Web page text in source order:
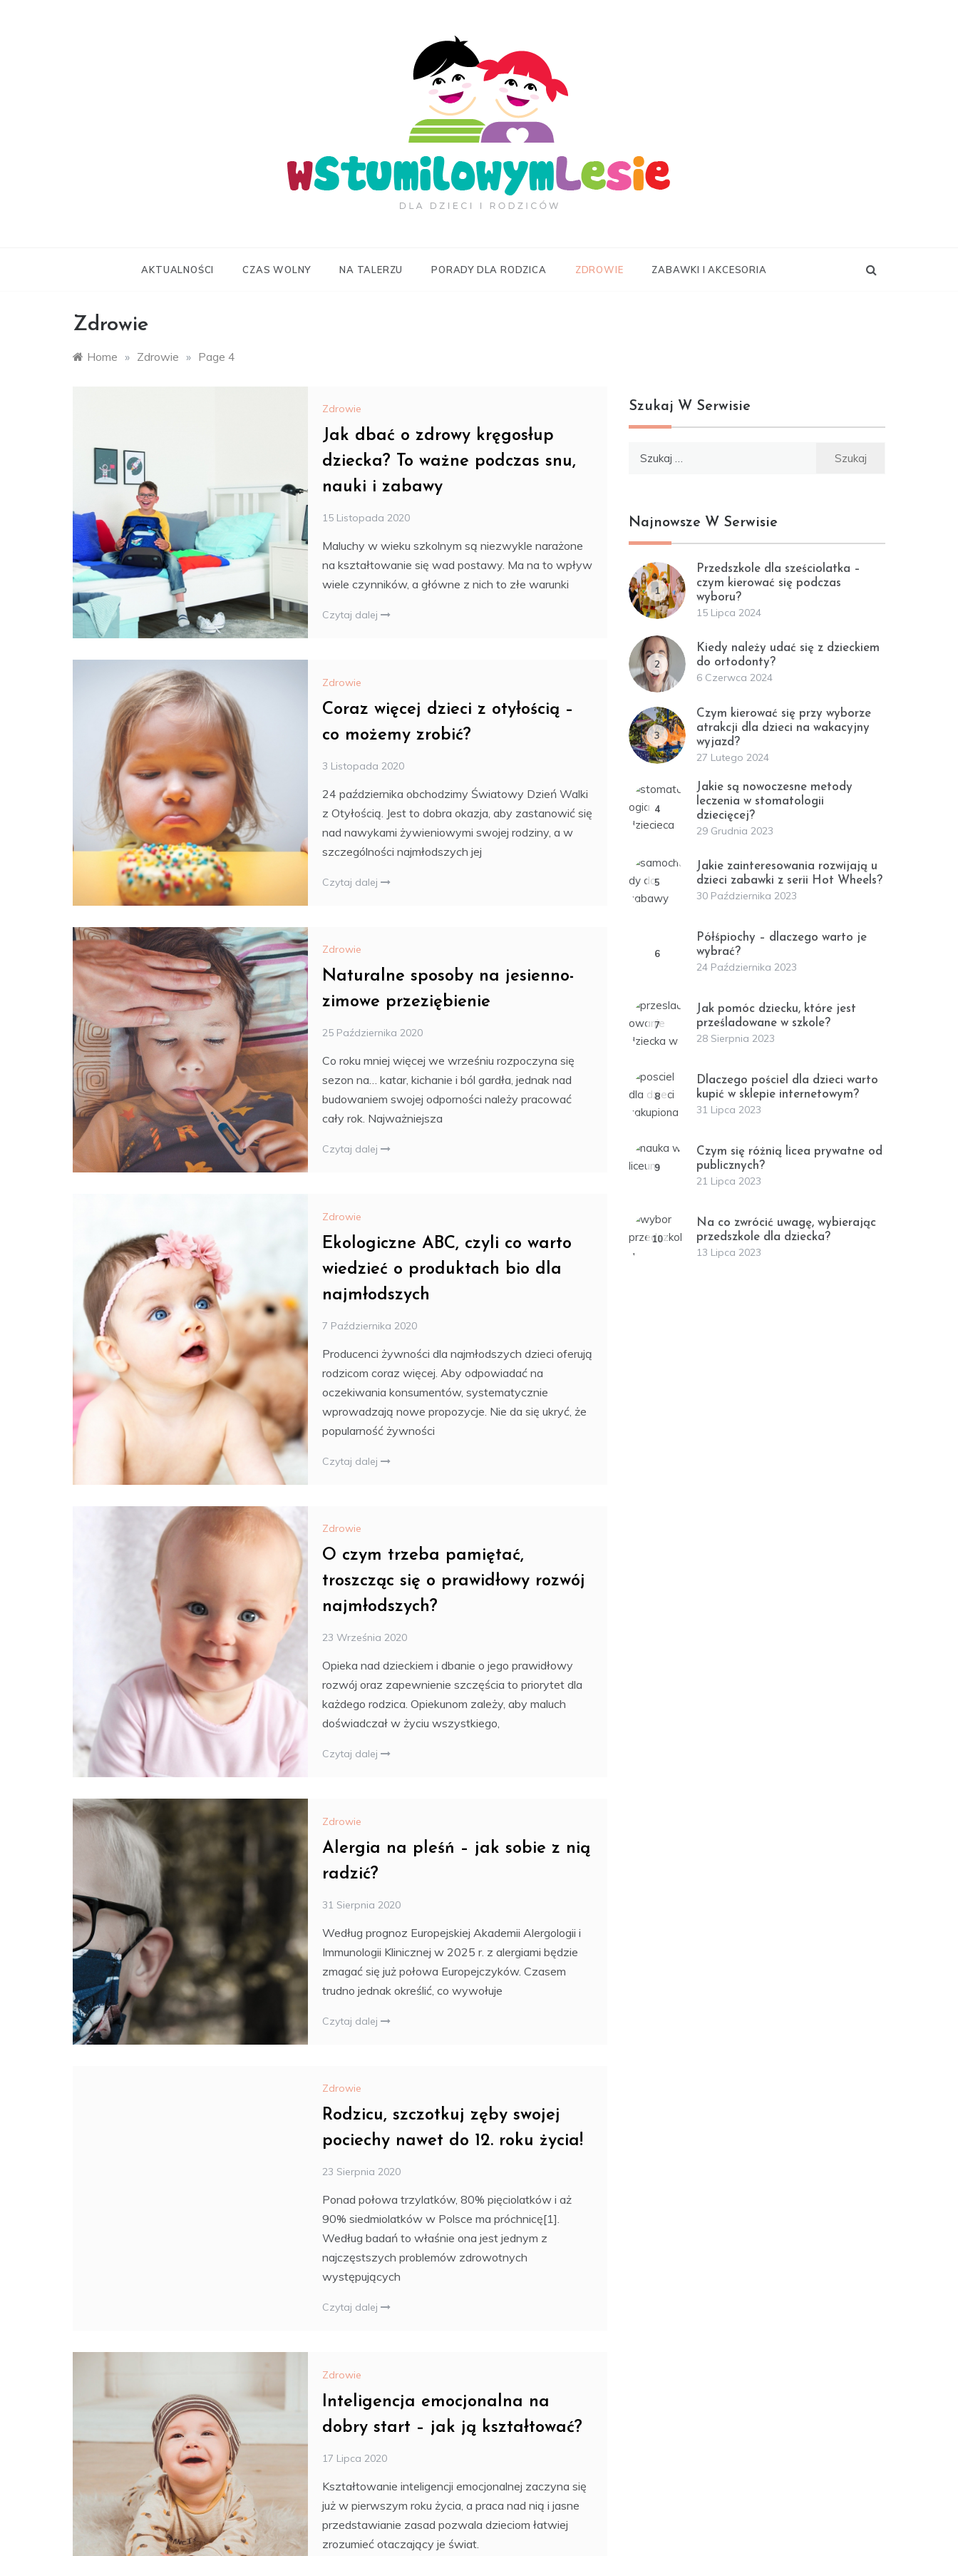
AKTUALNOŚCI CZAS WOLNY NA TALERZU PORADY DLA RODZICA ZDROWIE ZABAWKI I AKCESORIA
Zdrowie
Home » Zdrowie » Page 4
Zdrowie
Jak dbać o zdrowy kręgosłup
dziecka? To ważne podczas snu,
nauki i zabawy
15 Listopada 2020
Maluchy w wieku szkolnym są niezwykle narażone
na kształtowanie się wad postawy. Ma na to wpływ
wiele czynników, a główne z nich to złe warunki
Czytaj dalej
Zdrowie
Coraz więcej dzieci z otyłością –
co możemy zrobić?
3 Listopada 2020
24 października obchodzimy Światowy Dzień Walki
z Otyłością. Jest to dobra okazja, aby zastanowić się
nad nawykami żywieniowymi swojej rodziny, a w
szczególności najmłodszych jej
Czytaj dalej
Zdrowie
Naturalne sposoby na jesienno-
zimowe przeziębienie
25 Października 2020
Co roku mniej więcej we wrześniu rozpoczyna się
sezon na… katar, kichanie i ból gardła, jednak nad
budowaniem swojej odporności należy pracować
cały rok. Najważniejsza
Czytaj dalej
Zdrowie
Ekologiczne ABC, czyli co warto
wiedzieć o produktach bio dla
najmłodszych
7 Października 2020
Producenci żywności dla najmłodszych dzieci oferują
rodzicom coraz więcej. Aby odpowiadać na
oczekiwania konsumentów, systematycznie
wprowadzają nowe propozycje. Nie da się ukryć, że
popularność żywności
Czytaj dalej
Zdrowie
O czym trzeba pamiętać,
troszcząc się o prawidłowy rozwój
najmłodszych?
23 Września 2020
Opieka nad dzieckiem i dbanie o jego prawidłowy
rozwój oraz zapewnienie szczęścia to priorytet dla
każdego rodzica. Opiekunom zależy, aby maluch
doświadczał w życiu wszystkiego,
Czytaj dalej
Zdrowie
Alergia na pleśń – jak sobie z nią
radzić?
31 Sierpnia 2020
Według prognoz Europejskiej Akademii Alergologii i
Immunologii Klinicznej w 2025 r. z alergiami będzie
zmagać się już połowa Europejczyków. Czasem
trudno jednak określić, co wywołuje
Czytaj dalej
Zdrowie
Rodzicu, szczotkuj zęby swojej
pociechy nawet do 12. roku życia!
23 Sierpnia 2020
Ponad połowa trzylatków, 80% pięciolatków i aż
90% siedmiolatków w Polsce ma próchnicę[1].
Według badań to właśnie ona jest jednym z
najczęstszych problemów zdrowotnych
występujących
Czytaj dalej
Zdrowie
Inteligencja emocjonalna na
dobry start – jak ją kształtować?
17 Lipca 2020
Kształtowanie inteligencji emocjonalnej zaczyna się
już w pierwszym roku życia, a praca nad nią i jasne
przedstawianie zasad pozwala dzieciom łatwiej
zrozumieć otaczający je świat.
Szukaj W Serwisie
Najnowsze W Serwisie
1
Przedszkole dla sześciolatka –
czym kierować się podczas
wyboru?
15 Lipca 2024
2
Kiedy należy udać się z dzieckiem
do ortodonty?
6 Czerwca 2024
3
Czym kierować się przy wyborze
atrakcji dla dzieci na wakacyjny
wyjazd?
27 Lutego 2024
4
Jakie są nowoczesne metody
leczenia w stomatologii
dziecięcej?
29 Grudnia 2023
5
Jakie zainteresowania rozwijają u
dzieci zabawki z serii Hot Wheels?
30 Października 2023
6
Półśpiochy – dlaczego warto je
wybrać?
24 Października 2023
7
Jak pomóc dziecku, które jest
prześladowane w szkole?
28 Sierpnia 2023
8
Dlaczego pościel dla dzieci warto
kupić w sklepie internetowym?
31 Lipca 2023
9
Czym się różnią licea prywatne od
publicznych?
21 Lipca 2023
10
Na co zwrócić uwagę, wybierając
przedszkole dla dziecka?
13 Lipca 2023